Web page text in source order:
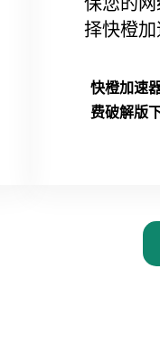
择快橙加
快橙加速
费破解版